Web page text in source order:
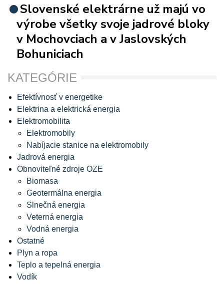
Slovenské elektrárne už majú vo
výrobe všetky svoje jadrové bloky
v Mochovciach a v Jaslovských
Bohuniciach
KATEGÓRIE
Efektívnosť v energetike
Elektrina a elektrická energia
Elektromobilita
Elektromobily
Nabíjacie stanice na elektromobily
Jadrová energia
Obnoviteľné zdroje OZE
Biomasa
Geotermálna energia
Slnečná energia
Veterná energia
Vodná energia
Ostatné
Plyn a ropa
Teplo a tepelná energia
Vodík